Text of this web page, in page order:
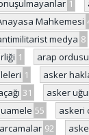
1
Mahkemesi
medya 8
1 arap ordusu
1 asker
31 asker
55 askeri
92